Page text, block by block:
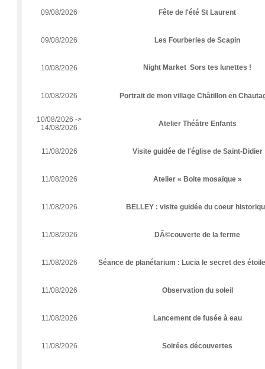
09/08/2026 Fête de l'été St Laurent
09/08/2026 Les Fourberies de Scapin
10/08/2026 Night Market  Sors tes lunettes !
10/08/2026 Portrait de mon village Châtillon en
10/08/2026 ->
14/08/2026
Atelier Théâtre Enfants
11/08/2026 Visite guidée de l'église de Saint-Didier
11/08/2026 Atelier « Boite mosaïque »
11/08/2026 BELLEY : visite guidée du coeur
11/08/2026 DÃ©couverte de la ferme
11/08/2026 Séance de planétarium : Lucia le secret des
11/08/2026 Observation du soleil
11/08/2026 Lancement de fusée à eau
11/08/2026 Soirées découvertes